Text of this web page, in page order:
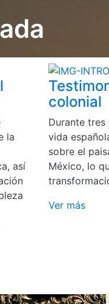
la
así
colonial
Durante
vida
sobre el
México, lo
Ver más